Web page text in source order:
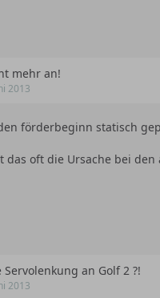
mehr an!
2013
förderbeginn statisch
das oft die Ursache bei den
Servolenkung an Golf 2 ?!
2013